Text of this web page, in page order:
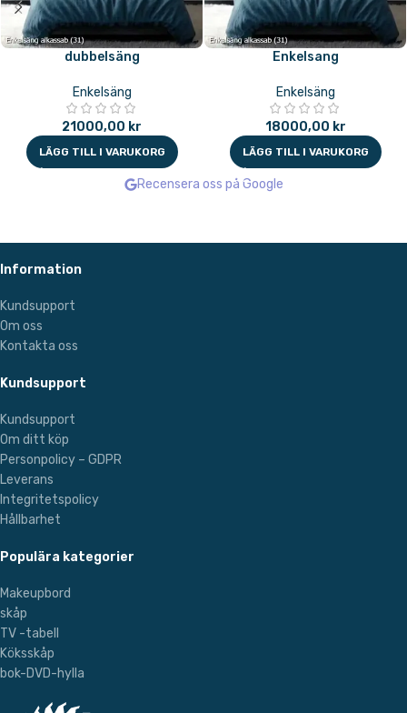
dubbelsäng
Enkelsäng
21000,00 kr
LÄGG TILL I VARUKORG
Enkelsang
Enkelsäng
18000,00 kr
LÄGG TILL I VARUKORG
Recensera oss på Google
Information
Kundsupport
Om oss
Kontakta oss
Kundsupport
Kundsupport
Om ditt köp
Personpolicy – GDPR
Leverans
Integritetspolicy
Hållbarhet
Populära kategorier
Makeupbord
skåp
TV -tabell
Köksskåp
bok-DVD-hylla